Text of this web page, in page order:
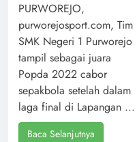
PURWOREJO,
purworejosport.com, Tim
SMK Negeri 1 Purworejo
tampil sebagai juara
Popda 2022 cabor
sepakbola setelah dalam
laga final di Lapangan ...
Baca Selanjutnya